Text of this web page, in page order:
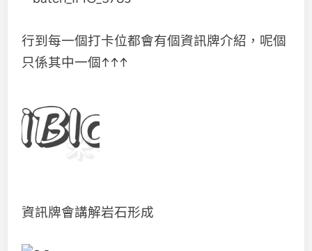
行到每一個打卡位都會有個資訊牌介紹，呢個
只係其中一個↑↑↑
資訊牌會講解岩石形成